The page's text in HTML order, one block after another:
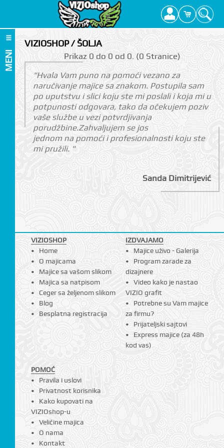
MENI
VIZIOSHOP / ŠOLJA
Prikаz 0 do 0 оd 0. (0 Strаnicе)
"Hvala Vam puno na pomoći vezano za
naručivanje majice sa znakom. Postupila sam
po uputstvu i slici koju ste mi poslali i koja mi u
potpunosti odgovara, tako da očekujem poziv
vaše službe u vezi potvrdjivanja
porudžbine.Zahvaljujem se jos
jednom na pomoći i profesionalnosti koju ste
mi pružili. "
Sanda Dimitrijević
VIZIOSHOP
Home
O majicama
Majice sa vašom slikom
Majica sa natpisom
Ceger sa željenom slikom
Blog
Besplatna registracija
IZDVAJAMO
Majice uživo - Galerija
Program zarade za
dizajnere
Video kako je nastao
VIZIO grafit
Potrebne su Vam majice
za firmu?
Prijateljski sajtovi
Express majice (za 48h
kod vas)
POMOĆ
Pravila i uslovi
Privatnost korisnika
Kako kupovati na
VIZIOshop-u
Veličine majica
O nama
Kontakt